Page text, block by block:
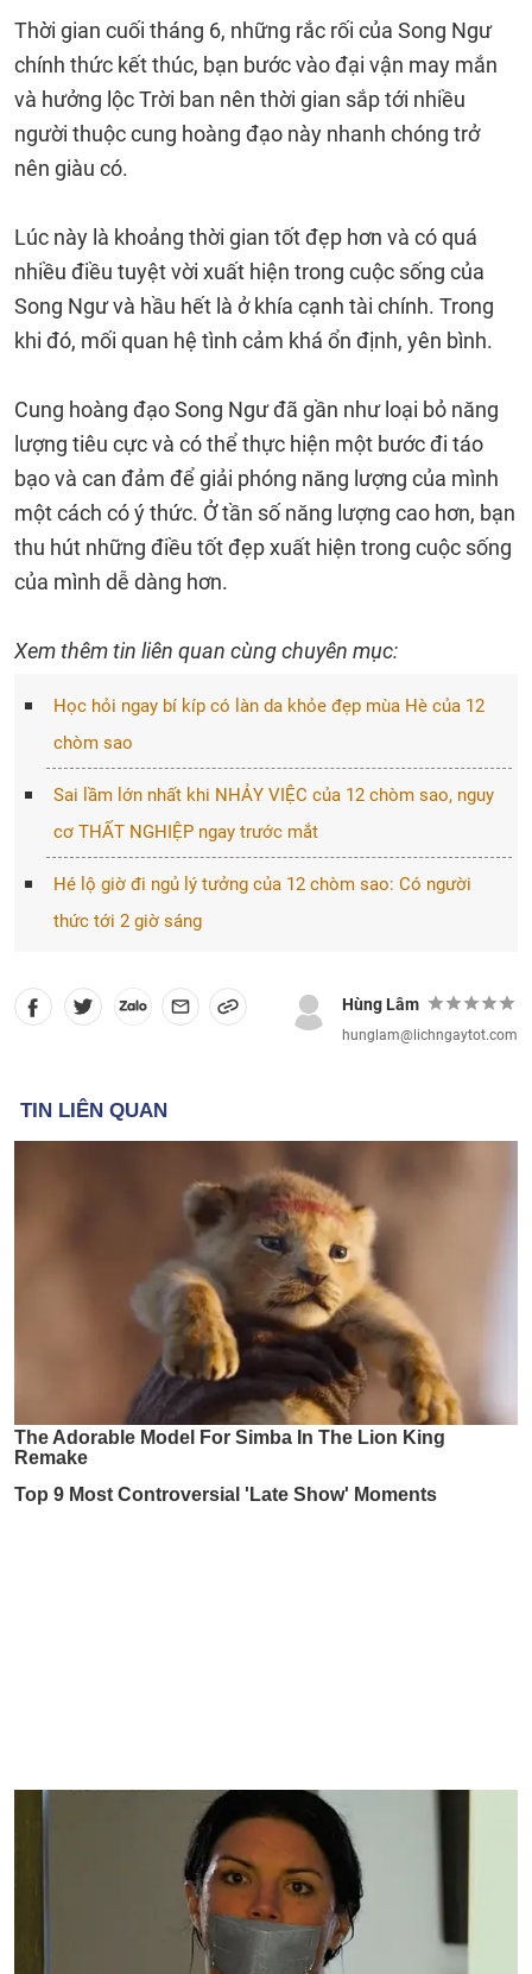
Thời gian cuối tháng 6, những rắc rối của Song Ngư
chính thức kết thúc, bạn bước vào đại vận may mắn
và hưởng lộc Trời ban nên thời gian sắp tới nhiều
người thuộc cung hoàng đạo này nhanh chóng trở
nên giàu có.
Lúc này là khoảng thời gian tốt đẹp hơn và có quá
nhiều điều tuyệt vời xuất hiện trong cuộc sống của
Song Ngư và hầu hết là ở khía cạnh tài chính. Trong
khi đó, mối quan hệ tình cảm khá ổn định, yên bình.
Cung hoàng đạo Song Ngư đã gần như loại bỏ năng
lượng tiêu cực và có thể thực hiện một bước đi táo
bạo và can đảm để giải phóng năng lượng của mình
một cách có ý thức. Ở tần số năng lượng cao hơn, bạn
thu hút những điều tốt đẹp xuất hiện trong cuộc sống
của mình dễ dàng hơn.
Xem thêm tin liên quan cùng chuyên mục:
Học hỏi ngay bí kíp có làn da khỏe đẹp mùa Hè của 12
chòm sao
Sai lầm lớn nhất khi NHẢY VIỆC của 12 chòm sao, nguy
cơ THẤT NGHIỆP ngay trước mắt
Hé lộ giờ đi ngủ lý tưởng của 12 chòm sao: Có người
thức tới 2 giờ sáng
Hùng Lâm
hunglam@lichngaytot.com